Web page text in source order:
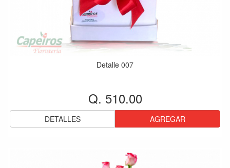
Detalle 007
Q. 510.00
DETALLES AGREGAR